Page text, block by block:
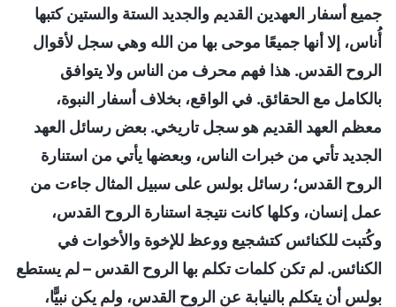
جميع أسفار العهدين القديم والجديد الستة والستين كتبها
أُناس، إلا أنها جميعًا موحى بها من الله وهي سجل لأقوال
الروح القدس. هذا فهم محرف من الناس ولا يتوافق
بالكامل مع الحقائق. في الواقع، بخلاف أسفار النبوة،
معظم العهد القديم هو سجل تاريخي. بعض رسائل العهد
الجديد تأتي من خبرات الناس، وبعضها يأتي من استنارة
الروح القدس؛ رسائل بولس على سبيل المثال جاءت من
عمل إنسان، وكلها كانت نتيجة استنارة الروح القدس،
وكُتبت للكنائس كتشجيع ووعظ للإخوة والأخوات في
الكنائس. لم تكن كلمات تكلم بها الروح القدس – لم يستطع
بولس أن يتكلم بالنيابة عن الروح القدس، ولم يكن نبيًّا،